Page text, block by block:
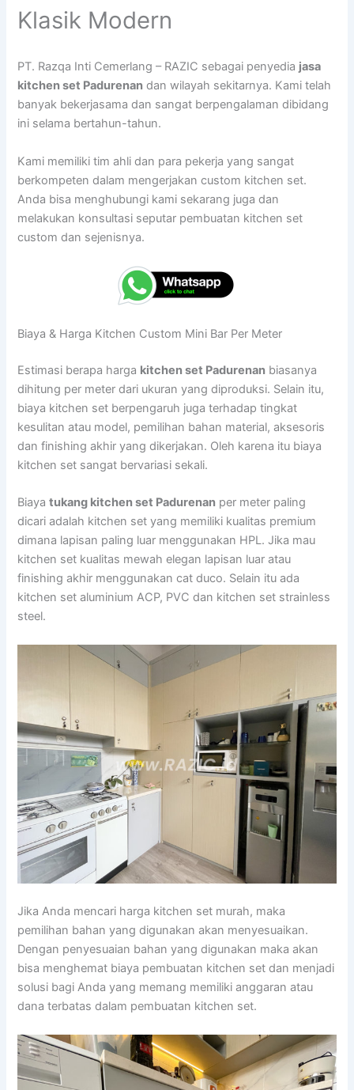
Klasik Modern
PT. Razqa Inti Cemerlang – RAZIC sebagai penyedia jasa
kitchen set Padurenan dan wilayah sekitarnya. Kami telah
banyak bekerjasama dan sangat berpengalaman dibidang
ini selama bertahun-tahun.
Kami memiliki tim ahli dan para pekerja yang sangat
berkompeten dalam mengerjakan custom kitchen set.
Anda bisa menghubungi kami sekarang juga dan
melakukan konsultasi seputar pembuatan kitchen set
custom dan sejenisnya.
Biaya & Harga Kitchen Custom Mini Bar Per Meter
Estimasi berapa harga kitchen set Padurenan biasanya
dihitung per meter dari ukuran yang diproduksi. Selain itu,
biaya kitchen set berpengaruh juga terhadap tingkat
kesulitan atau model, pemilihan bahan material, aksesoris
dan finishing akhir yang dikerjakan. Oleh karena itu biaya
kitchen set sangat bervariasi sekali.
Biayatukang kitchen set Padurenan per meter paling
dicari adalah kitchen set yang memiliki kualitas premium
dimana lapisan paling luar menggunakan HPL. Jika mau
kitchen set kualitas mewah elegan lapisan luar atau
finishing akhir menggunakan cat duco. Selain itu ada
kitchen set aluminium ACP, PVC dan kitchen set strainless
steel.
Jika Anda mencari harga kitchen set murah, maka
pemilihan bahan yang digunakan akan menyesuaikan.
Dengan penyesuaian bahan yang digunakan maka akan
bisa menghemat biaya pembuatan kitchen set dan menjadi
solusi bagi Anda yang memang memiliki anggaran atau
dana terbatas dalam pembuatan kitchen set.